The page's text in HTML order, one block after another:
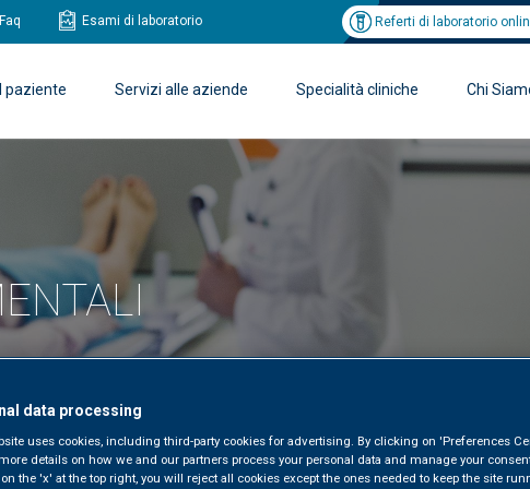
Faq Esami di laboratorio Referti di laboratorio
paziente Servizi alle aziende Specialità cliniche Chi
data processing
uses cookies, including third-party cookies for advertising. By clicking on 'Preferences
details on how we and our partners process your personal data and manage your
the 'x' at the top right, you will reject all cookies except the ones needed to keep the site